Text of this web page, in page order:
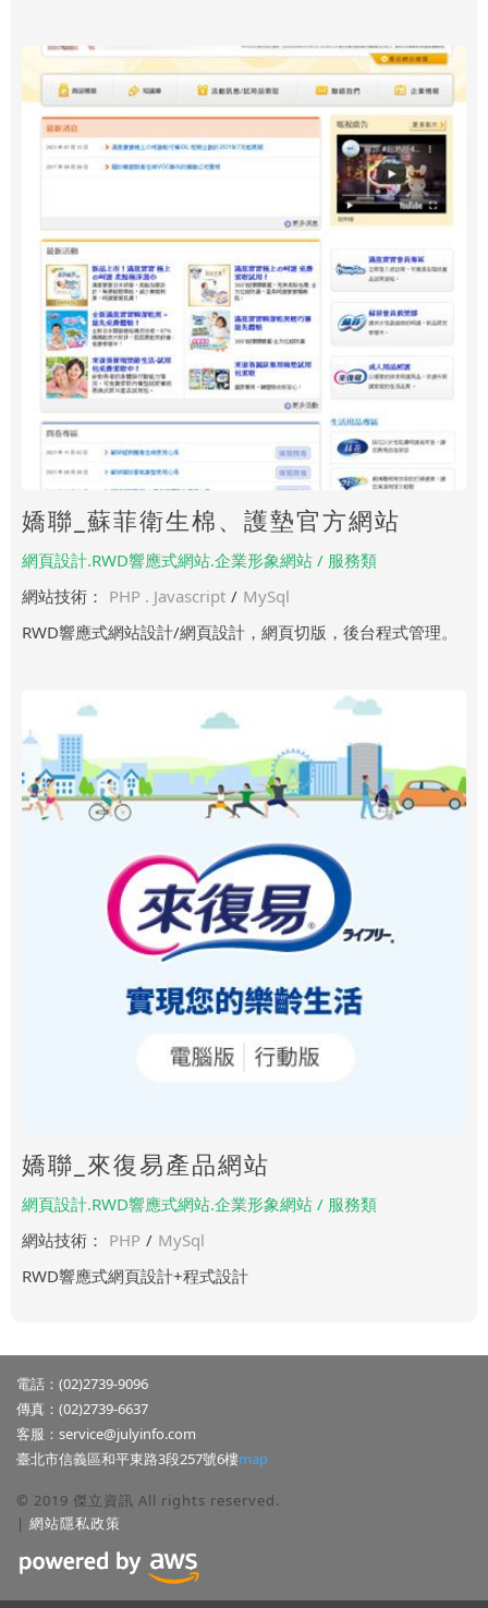
嬌聯_蘇菲衛生棉、護墊官方網站
網頁設計.RWD響應式網站.企業形象網站 / 服務類
網站技術： PHP . Javascript / MySql
RWD響應式網站設計/網頁設計，網頁切版，後台程式管理。
嬌聯_來復易產品網站
網頁設計.RWD響應式網站.企業形象網站 / 服務類
網站技術： PHP / MySql
RWD響應式網頁設計+程式設計
電話：(02)2739-9096
傳真：(02)2739-6637
客服： service@julyinfo.com
臺北市信義區和平東路3段257號6樓map
© 2019 傑立資訊 All rights reserved.
| 網站隱私政策